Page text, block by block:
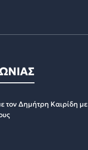
τον Δημήτρη Καιρίδη με